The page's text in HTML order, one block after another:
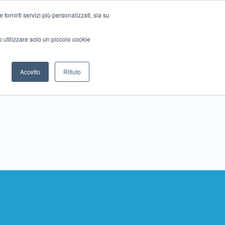
fornirti servizi più personalizzati, sia su
utilizzare solo un piccolo cookie
Accetto Rifiuto